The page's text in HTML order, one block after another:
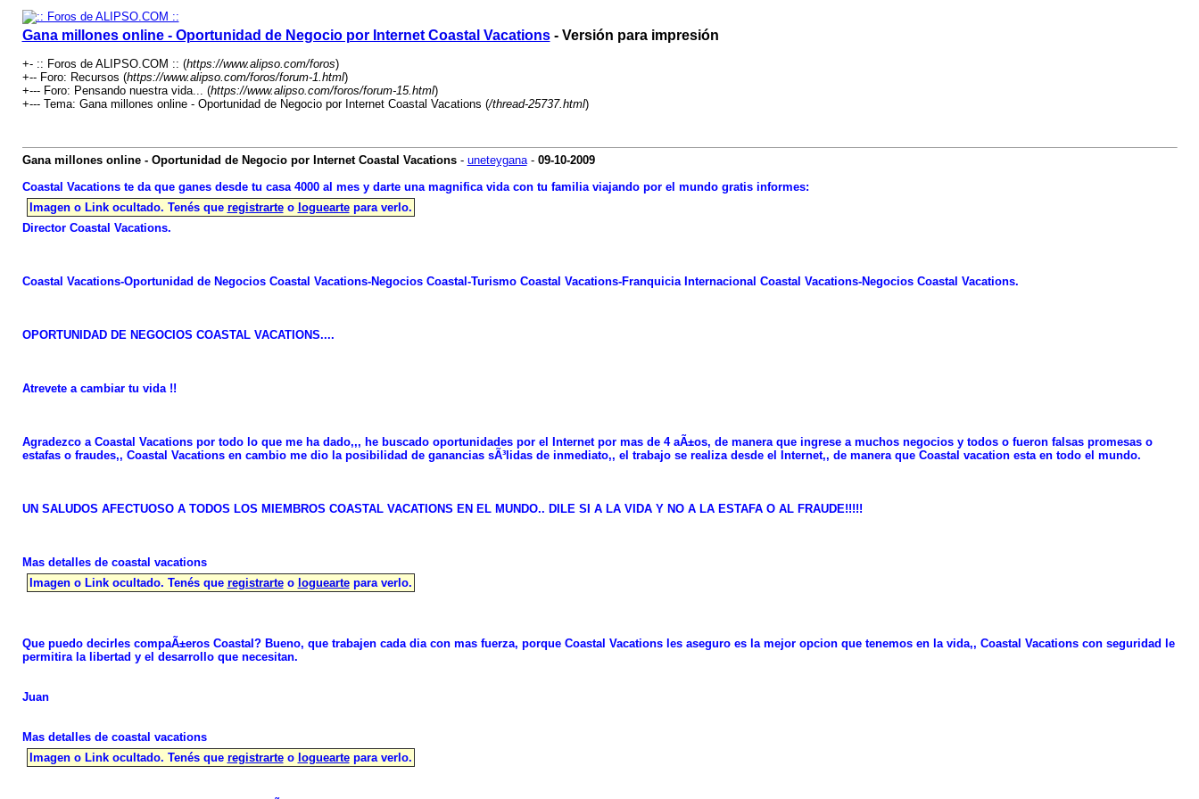
Gana millones online - Oportunidad de Negocio por Internet Coastal Vacations- Versión para impresión
+- :: Foros de ALIPSO.COM :: (https://www.alipso.com/foros)
+-- Foro: Recursos (https://www.alipso.com/foros/forum-1.html)
+--- Foro: Pensando nuestra vida... (https://www.alipso.com/foros/forum-15.html)
+--- Tema: Gana millones online - Oportunidad de Negocio por Internet Coastal Vacations (/thread-25737.html)
Gana millones online - Oportunidad de Negocio por Internet Coastal Vacations- uneteygana- 09-10-2009
Coastal Vacations te da que ganes desde tu casa 4000 al mes y darte una magnifica vida con tu familia viajando por el mundo gratis informes:
Imagen o Link ocultado. Tenés que registrarteo logueartepara verlo.
Director Coastal Vacations.
Coastal Vacations-Oportunidad de Negocios Coastal Vacations-Negocios Coastal-Turismo Coastal Vacations-Franquicia Internacional Coastal Vacations-Negocios Coastal Vacations.
OPORTUNIDAD DE NEGOCIOS COASTAL VACATIONS....
Atrevete a cambiar tu vida !!
Agradezco a Coastal Vacations por todo lo que me ha dado,,, he buscado oportunidades por el Internet por mas de 4 aÃ±os, de manera que ingrese a muchos negocios y todos o fueron falsas promesas o
estafas o fraudes,, Coastal Vacations en cambio me dio la posibilidad de ganancias sÃ³lidas de inmediato,, el trabajo se realiza desde el Internet,, de manera que Coastal vacation esta en todo el mundo.
UN SALUDOS AFECTUOSO A TODOS LOS MIEMBROS COASTAL VACATIONS EN EL MUNDO.. DILE SI A LA VIDA Y NO A LA ESTAFA O AL FRAUDE!!!!!
Mas detalles de coastal vacations
Imagen o Link ocultado. Tenés que registrarteo logueartepara verlo.
Que puedo decirles compaÃ±eros Coastal? Bueno, que trabajen cada dia con mas fuerza, porque Coastal Vacations les aseguro es la mejor opcion que tenemos en la vida,, Coastal Vacations con seguridad le
permitira la libertad y el desarrollo que necesitan.
Juan
Mas detalles de coastal vacations
Imagen o Link ocultado. Tenés que registrarteo logueartepara verlo.